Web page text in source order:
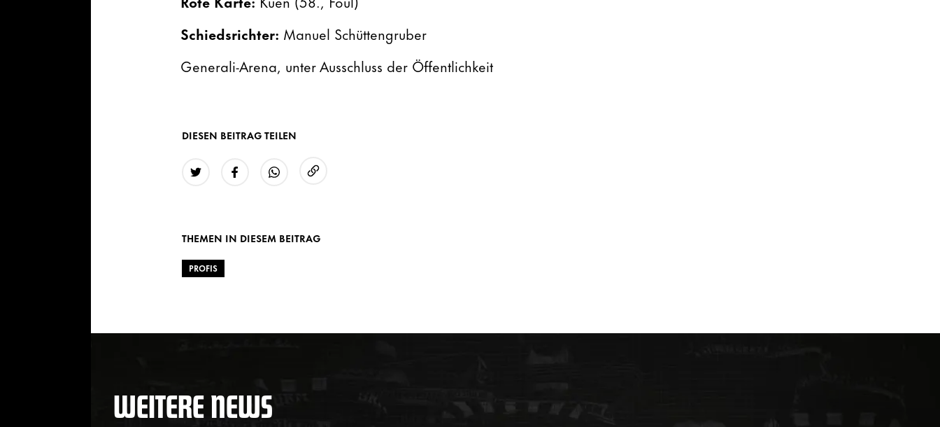
Schiedsrichter: Manuel Schüttengruber
Generali-Arena, unter Ausschluss der Öffentlichkeit
DIESEN BEITRAG TEILEN
THEMEN IN DIESEM BEITRAG
PROFIS
WEITERE NEWS